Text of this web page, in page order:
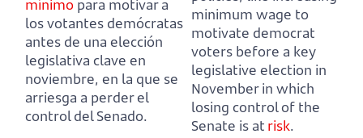
mínimo para motivar a
los votantes demócratas
antes de una elección
legislativa clave en
noviembre, en la que se
arriesga a perder el
control del Senado.
minimum wage to
motivate democrat
voters before a key
legislative election in
November in which
losing control of the
Senate is at risk.